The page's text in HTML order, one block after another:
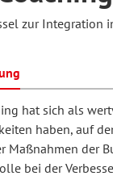
und
Forum
zur Integration
hat sich als
haben, auf
Maßnahmen der
bei der